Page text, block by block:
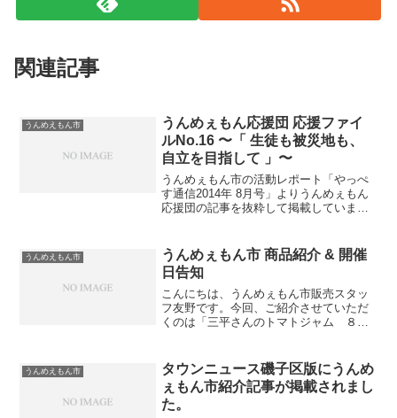
関連記事
うんめえもん市
うんめぇもん応援団 応援ファイ
ルNo.16 〜「 生徒も被災地も、
自立を目指して 」〜
うんめぇもん市の活動レポート「やっぺ
す通信2014年 8月号」よりうんめぇもん
応援団の記事を抜粋して掲載していま
した。神奈川県立横浜修悠館高等学校 教
諭 小俣弘子さ...
うんめえもん市
うんめぇもん市 商品紹介 & 開催
日告知
こんにちは、うんめぇもん市販売スタッ
フ友野です。今回、ご紹介させていただ
くのは「三平さんのトマトジャム ８８
す。原材料はなんと石巻産トマトと砂糖
だけ！じっくり煮込まれたトマ...
うんめえもん市
タウンニュース磯子区版にうんめ
ぇもん市紹介記事が掲載されまし
た。